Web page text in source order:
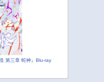
第三章 蛇神』Blu-ray